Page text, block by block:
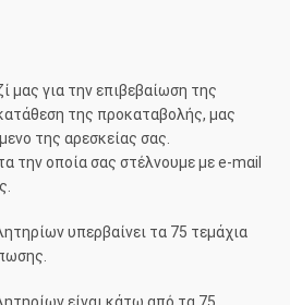
μας για την επιβεβαίωση της
της προκαταβολής, μας
της αρεσκείας σας.
την οποία σας στέλνουμε με e-mαil
υπερβαίνει τα 75 τεμάχια